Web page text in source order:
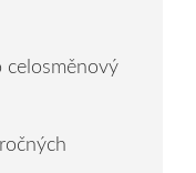
celosměnový